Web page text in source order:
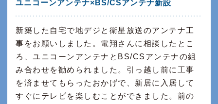
ユニコーンアンテナ×BS/CSアンテナ新設
新築した自宅で地デジと衛星放送のアンテナ工
事をお願いしました。電翔さんに相談したとこ
ろ、ユニコーンアンテナとBS/CSアンテナの組
み合わせを勧められました。引っ越し前に工事
を済ませてもらったおかげで、新居に入居して
すぐにテレビを楽しむことができました。前の